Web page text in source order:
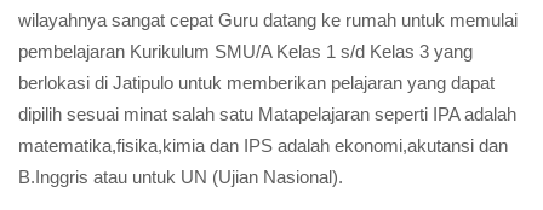
wilayahnya sangat cepat Guru datang ke rumah untuk memulai
pembelajaran Kurikulum SMU/A Kelas 1 s/d Kelas 3 yang
berlokasi di Jatipulo untuk memberikan pelajaran yang dapat
dipilih sesuai minat salah satu Matapelajaran seperti IPA adalah
matematika,fisika,kimia dan IPS adalah ekonomi,akutansi dan
B.Inggris atau untuk UN (Ujian Nasional).